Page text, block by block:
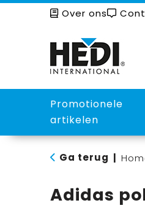
Over ons
Promotionele
artikelen
Ga terug
Adidas